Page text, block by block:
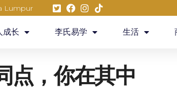
Lumpur
成长 李氏易学 生活
点，你在其中